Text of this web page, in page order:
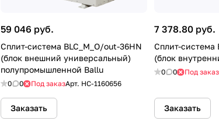
59 046 руб.
Сплит-система BLC_M_O/out-36HN
(блок внешний универсальный)
полупромышленной Ballu
0 0 Под заказАрт. HC-1160656
Заказать
7 378.80 руб.
Сплит-система
(блок
0 0 Под заказ
Заказать